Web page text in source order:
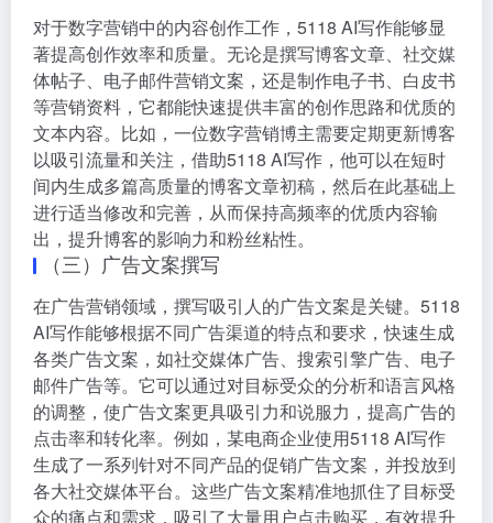
对于数字营销中的内容创作工作，5118 AI写作能够显
著提高创作效率和质量。无论是撰写博客文章、社交媒
体帖子、电子邮件营销文案，还是制作电子书、白皮书
等营销资料，它都能快速提供丰富的创作思路和优质的
文本内容。比如，一位数字营销博主需要定期更新博客
以吸引流量和关注，借助5118 AI写作，他可以在短时
间内生成多篇高质量的博客文章初稿，然后在此基础上
进行适当修改和完善，从而保持高频率的优质内容输
出，提升博客的影响力和粉丝粘性。
（三）广告文案撰写
在广告营销领域，撰写吸引人的广告文案是关键。5118
AI写作能够根据不同广告渠道的特点和要求，快速生成
各类广告文案，如社交媒体广告、搜索引擎广告、电子
邮件广告等。它可以通过对目标受众的分析和语言风格
的调整，使广告文案更具吸引力和说服力，提高广告的
点击率和转化率。例如，某电商企业使用5118 AI写作
生成了一系列针对不同产品的促销广告文案，并投放到
各大社交媒体平台。这些广告文案精准地抓住了目标受
众的痛点和需求，吸引了大量用户点击购买，有效提升